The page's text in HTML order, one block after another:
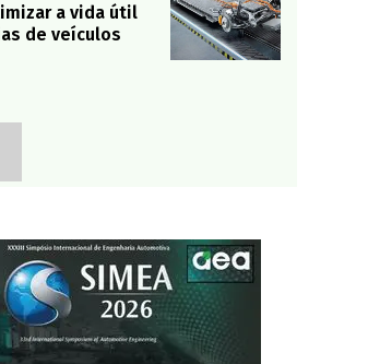
a vida útil
de veículos